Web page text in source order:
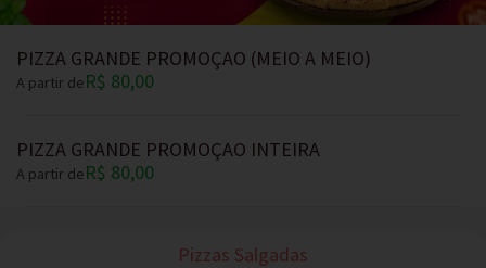
PIZZA GRANDE PROMOÇAO (MEIO A MEIO)
A partir deR$ 80,00
PIZZA GRANDE PROMOÇAO INTEIRA
A partir deR$ 80,00
Pizzas Salgadas